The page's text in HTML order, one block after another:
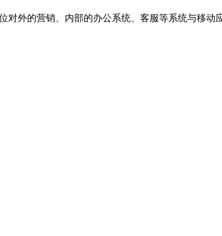
对外的营销、内部的办公系统、客服等系统与移动